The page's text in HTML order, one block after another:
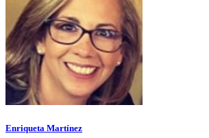
Enriqueta Martínez